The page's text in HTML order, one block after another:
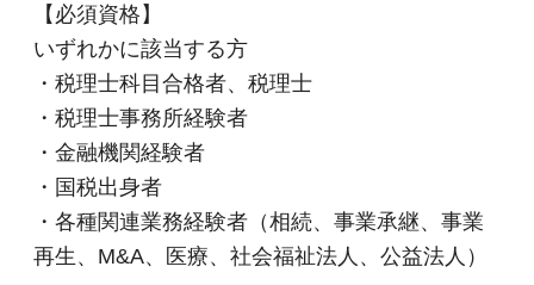
【必須資格】
いずれかに該当する方
・税理士科目合格者、税理士
・税理士事務所経験者
・金融機関経験者
・国税出身者
・各種関連業務経験者（相続、事業承継、事業
再生、M&A、医療、社会福祉法人、公益法人）